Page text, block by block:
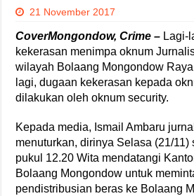
21 November 2017
CoverMongondow, Crime – Lagi-
kekerasan menimpa oknum
wilayah Bolaang Mongondow
lagi, dugaan kekerasan kepada
dilakukan oleh oknum security.
Kepada media, Ismail Ambaru
menuturkan, dirinya Selasa (21/11)
pukul 12.20 Wita mendatangi
Bolaang Mongondow untuk
pendistribusian beras ke Bolaang